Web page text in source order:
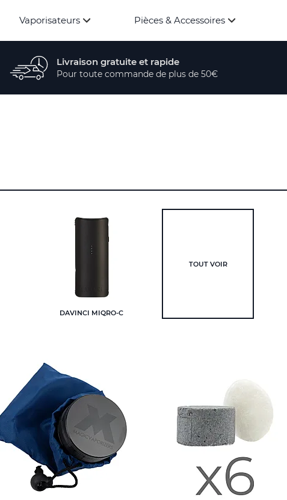
Vaporisateurs Pièces & Accessoires
Livraison gratuite et rapide
Pour toute commande de plus de 50€
DAVINCI MIQRO-C
TOUT VOIR